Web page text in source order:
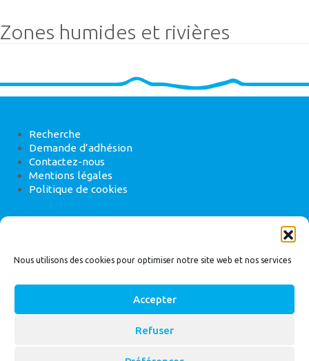
Nous utilisons des cookies pour optimiser notre site web et nos services
Accepter
Refuser
Zones humides et rivières
Recherche
Demande d’adhésion
Contactez-nous
Mentions légales
Politique de cookies